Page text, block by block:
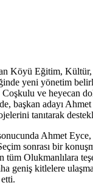
Köyü Eğitim, Kültür,
yeni yönetim
ve heyecan
başkan adayı
tanıtarak
Ahmet
sonrası bir
tüm Olukmanlılara
geniş kitlelere